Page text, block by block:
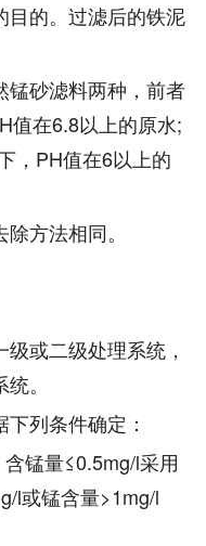
目的。过滤后的铁泥
砂滤料两种，前者
值在6.8以上的原水;
，PH值在6以上的
方法相同。
或二级处理系统，
。
列条件确定：
锰量≤0.5mg/l采用
l或锰含量>1mg/l